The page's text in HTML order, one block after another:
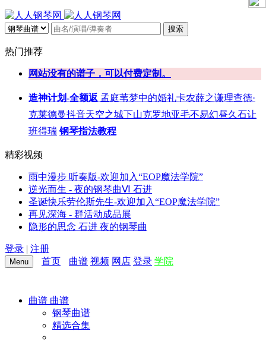
搜索
热门推荐
网站没有的谱子，可以付费定制。
造神计划-全额返 孟庭苇梦中的婚礼卡农薛之谦理查德·
克莱德曼抖音天空之城下山克罗地亚毛不易幻昼久石让
班得瑞 钢琴指法教程
精彩视频
雨中漫步 听奏版-欢迎加入“EOP魔法学院”
逆光而生 - 夜的钢琴曲Ⅵ 石进
圣诞快乐劳伦斯先生-欢迎加入“EOP魔法学院”
再见深海 - 群活动成品展
隐形的思念 石进 夜的钢琴曲
登录 | 注册
Menu 首页 曲谱 视频 网店 登录 学院
曲谱 曲谱
钢琴曲谱
精选合集